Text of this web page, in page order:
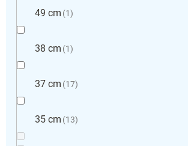
49 cm 1
38 cm 1
37 cm 17
35 cm 13